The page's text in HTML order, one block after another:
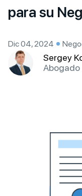
para su
Dic 04, 2024
Sergey